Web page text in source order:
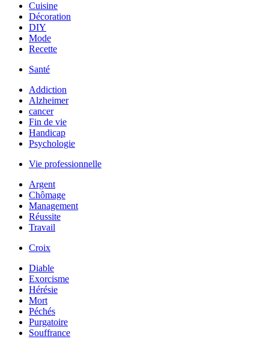
Cuisine
Décoration
DIY
Mode
Recette
Santé
Addiction
Alzheimer
cancer
Fin de vie
Handicap
Psychologie
Vie professionnelle
Argent
Chômage
Management
Réussite
Travail
Croix
Diable
Exorcisme
Hérésie
Mort
Péchés
Purgatoire
Souffrance